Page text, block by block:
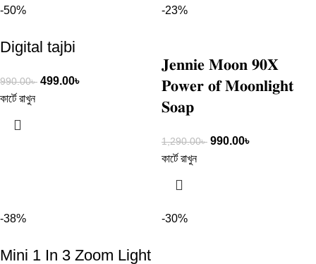
-50%
Digital tajbi
990.00৳ 499.00৳
কার্টে রাখুন
-23%
𝐉𝐞𝐧𝐧𝐢𝐞 𝐌𝐨𝐨𝐧 𝟗𝟎𝐗
𝐏𝐨𝐰𝐞𝐫 𝐨𝐟 𝐌𝐨𝐨𝐧𝐥𝐢𝐠𝐡𝐭
𝐒𝐨𝐚𝐩
1,290.00৳ 990.00৳
কার্টে রাখুন
-38%
Mini 1 In 3 Zoom Light
-30%